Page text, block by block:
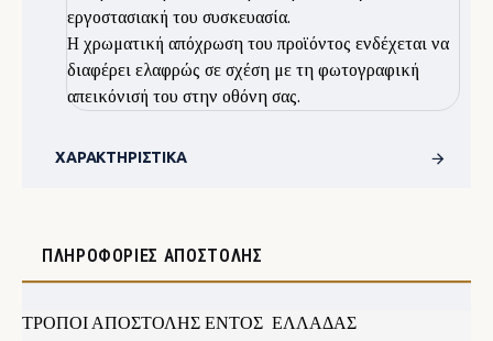
εργοστασιακή του συσκευασία.
Η χρωματική απόχρωση του προϊόντος ενδέχεται να
διαφέρει ελαφρώς σε σχέση με τη φωτογραφική
απεικόνισή του στην οθόνη σας.
ΧΑΡΑΚΤΗΡΙΣΤΙΚΆ
ΠΛΗΡΟΦΟΡΊΕΣ ΑΠΟΣΤΟΛΉΣ
ΤΡΟΠΟΙ ΑΠΟΣΤΟΛΗΣ ΕΝΤΟΣ ΕΛΛΑΔΑΣ